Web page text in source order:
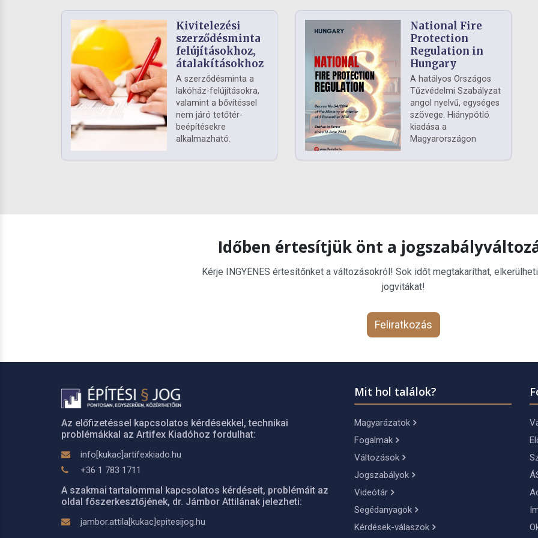
Kivitelezési
szerződésminta
felújításokhoz,
átalakításokhoz
A szerződésminta a
lakóház-felújításokra,
valamint a bővítéssel
nem járó tetőtér-
beépítésekre
alkalmazható.
National Fire
Protection
Regulation in
Hungary
A hatályos Országos
Tűzvédelmi Szabályzat
angol nyelvű, egységes
szövege. Hiánypótló
kiadása a
Magyarországon
Időben értesítjük önt a
Kérje INGYENES értesítőnket a változásokról! Sok időt megtakaríthat,
jogvitákat!
Feliratkozás
Az előfizetéssel kapcsolatos kérdésekkel, technikai
problémákkal az Artifex Kiadóhoz fordulhat:
info[kukac]artifexkiado.hu
+36 1 783 1711
A szakmai tartalommal kapcsolatos kérdéseit, problémáit az
oldal főszerkesztőjének, dr. Jámbor Attilának jelezheti:
jambor.attila[kukac]epitesijog.hu
Mit hol találok?
Magyarázatok
Fogalmak
Változások
Jogszabályok
Videótár
Segédanyagok
Kérdések-válaszok